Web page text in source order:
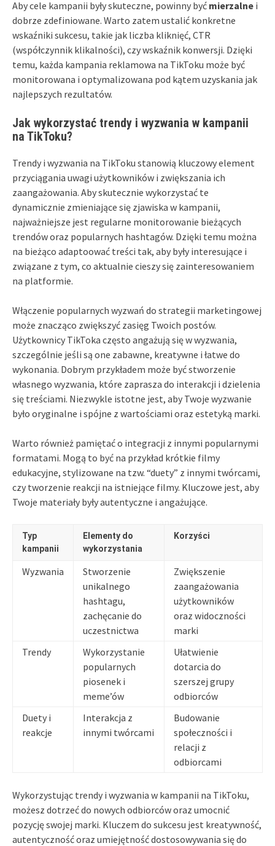
Aby cele kampanii były skuteczne, powinny być mierzalne i
dobrze zdefiniowane. Warto zatem ustalić konkretne
wskaźniki sukcesu, takie jak liczba kliknięć, CTR
(współczynnik klikalności), czy wskaźnik konwersji. Dzięki
temu, każda kampania reklamowa na TikToku może być
monitorowana i optymalizowana pod kątem uzyskania jak
najlepszych rezultatów.
Jak wykorzystać trendy i wyzwania w kampanii
na TikToku?
Trendy i wyzwania na TikToku stanowią kluczowy element
przyciągania uwagi użytkowników i zwiększania ich
zaangażowania. Aby skutecznie wykorzystać te
dynamicznie zmieniające się zjawiska w kampanii,
najważniejsze jest regularne monitorowanie bieżących
trendów oraz popularnych hashtagów. Dzięki temu można
na bieżąco adaptoować treści tak, aby były interesujące i
związane z tym, co aktualnie cieszy się zainteresowaniem
na platformie.
Włączenie popularnych wyzwań do strategii marketingowej
może znacząco zwiększyć zasięg Twoich postów.
Użytkownicy TikToka często angażują się w wyzwania,
szczególnie jeśli są one zabawne, kreatywne i łatwe do
wykonania. Dobrym przykładem może być stworzenie
własnego wyzwania, które zaprasza do interakcji i dzielenia
się treściami. Niezwykle istotne jest, aby Twoje wyzwanie
było oryginalne i spójne z wartościami oraz estetyką marki.
Warto również pamiętać o integracji z innymi popularnymi
formatami. Mogą to być na przykład krótkie filmy
edukacyjne, stylizowane na tzw. “duety” z innymi twórcami,
czy tworzenie reakcji na istniejące filmy. Kluczowe jest, aby
Twoje materiały były autentyczne i angażujące.
Typ
kampanii
Elementy do
wykorzystania
Korzyści
Wyzwania
Stworzenie
unikalnego
hashtagu,
zachęcanie do
uczestnictwa
Zwiększenie
zaangażowania
użytkowników
oraz widoczności
marki
Trendy
Wykorzystanie
popularnych
piosenek i
meme’ów
Ułatwienie
dotarcia do
szerszej grupy
odbiorców
Duety i
reakcje
Interakcja z
innymi twórcami
Budowanie
społeczności i
relacji z
odbiorcami
Wykorzystując trendy i wyzwania w kampanii na TikToku,
możesz dotrzeć do nowych odbiorców oraz umocnić
pozycję swojej marki. Kluczem do sukcesu jest kreatywność,
autentyczność oraz umiejętność dostosowywania się do